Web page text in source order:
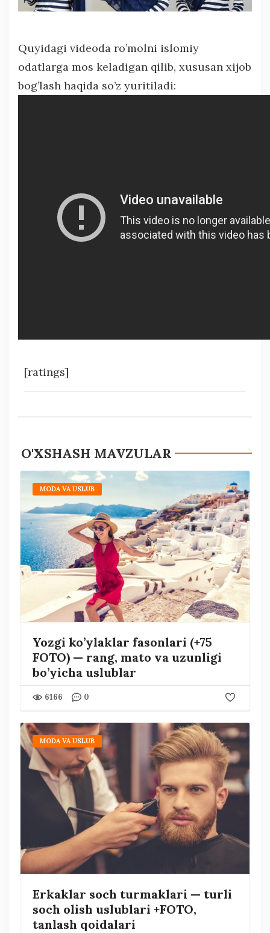
Quyidagi videoda ro’molni islomiy
odatlarga mos keladigan qilib, xususan xijob
bog’lash haqida so’z yuritiladi:
[ratings]
O'XSHASH MAVZULAR
MODA VA USLUB
Yozgi ko’ylaklar fasonlari (+75
FOTO) — rang, mato va uzunligi
bo’yicha uslublar
6166 0
MODA VA USLUB
Erkaklar soch turmaklari — turli
soch olish uslublari +FOTO,
tanlash qoidalari